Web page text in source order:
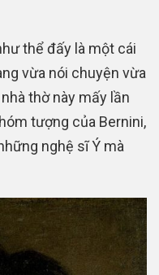
thể đấy là một cái
vừa nói chuyện vừa
thờ này mấy lần
tượng của Bernini,
nghệ sĩ Ý mà